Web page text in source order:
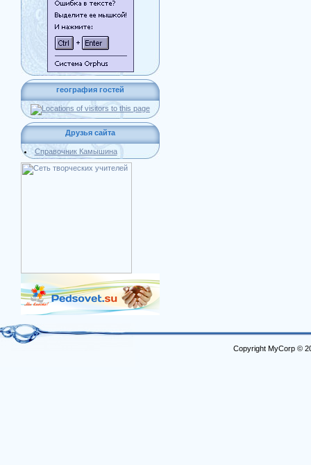
география гостей
Друзья сайта
Справочник Камышина
Copyright MyCorp ©